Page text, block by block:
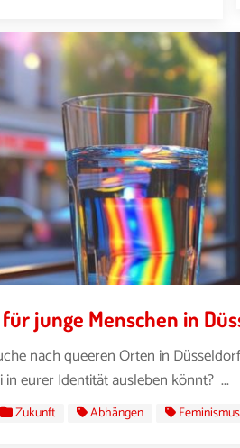
junge Menschen in
nach queeren Orten in
eurer Identität ausleben könnt? ...
Zukunft Abhängen Feminismus